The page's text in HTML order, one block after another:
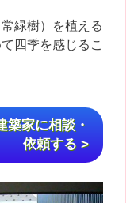
緑樹）を植える
四季を感じるこ
築家に相談・
依頼する >